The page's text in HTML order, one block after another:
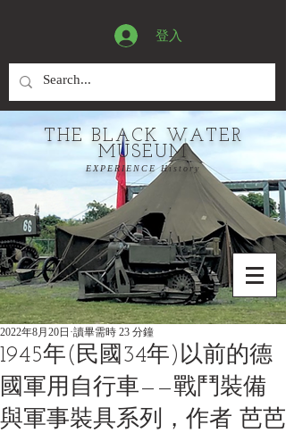
登入
THE BLACK WATER
MUSEUM
EXPERIENCE History
1945年(民國34年)以前的德
國軍用自行車——戰鬥裝備
與軍事裝具系列，作者 芭芭
2022年8月20日 讀畢需時 23 分鐘